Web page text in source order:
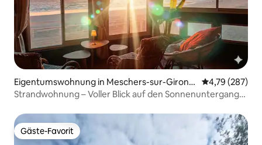
Eigentumswohnung in Meschers-sur-Girond
e
4,79 (287)
Strandwohnung – Voller Blick auf den Sonnenuntergang
Gäste-Favorit
Gäste-Favorit